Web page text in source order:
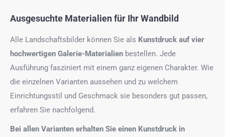
Ausgesuchte Materialien für Ihr Wandbild
Alle Landschaftsbilder können Sie als Kunstdruck auf vier
hochwertigen Galerie-Materialien bestellen. Jede
Ausführung fasziniert mit einem ganz eigenen Charakter. Wie
die einzelnen Varianten aussehen und zu welchem
Einrichtungsstil und Geschmack sie besonders gut passen,
erfahren Sie nachfolgend.
Bei allen Varianten erhalten Sie einen Kunstdruck in